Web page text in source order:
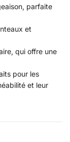
parfaite
et
qui offre une
pour les
et leur